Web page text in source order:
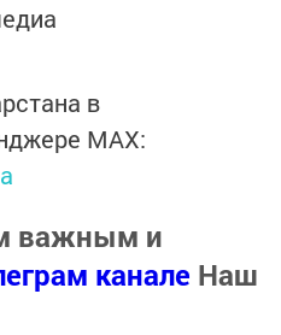
в
MАХ:
важным и
канале Наш